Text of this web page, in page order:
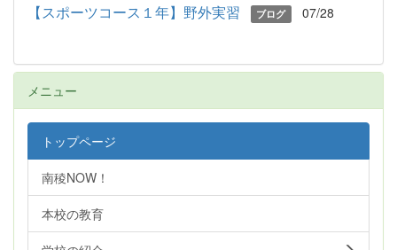
【スポーツコース１年】野外実習 ブログ 07/28
メニュー
トップページ
南稜NOW！
本校の教育